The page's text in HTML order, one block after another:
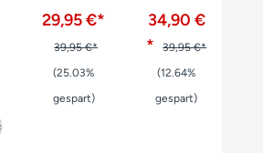
29,95 €*
39,95 €*
(25.03%
gespart)
34,90 €
*
39,95 €*
(12.64%
gespart)